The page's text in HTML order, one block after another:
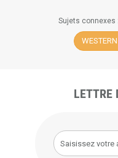
Sujets connexes :
LETTRE